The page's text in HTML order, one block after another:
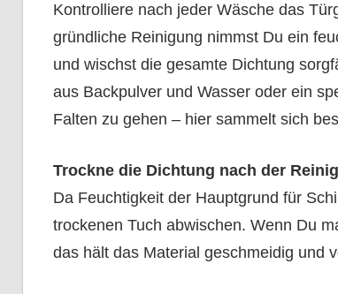
Kontrolliere nach jeder Wäsche das
gründliche Reinigung nimmst Du ein
und wischst die gesamte Dichtung
aus Backpulver und Wasser oder ein
Falten zu gehen – hier sammelt sich
Trockne die Dichtung nach der
Da Feuchtigkeit der Hauptgrund für
trockenen Tuch abwischen. Wenn Du
das hält das Material geschmeidig und